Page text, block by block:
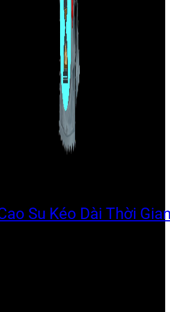
Su Kéo Dài Thời